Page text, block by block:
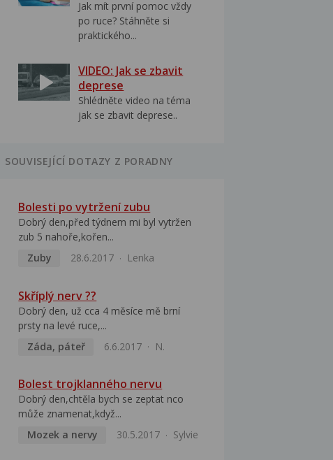
Jak mít první pomoc vždy
po ruce? Stáhněte si
praktického...
VIDEO: Jak se zbavit
deprese
Shlédněte video na téma
jak se zbavit deprese..
SOUVISEJÍCÍ DOTAZY Z PORADNY
Bolesti po vytržení zubu
Dobrý den,před týdnem mi byl vytržen
zub 5 nahoře,kořen...
Zuby
28.6.2017 Lenka
Skříplý nerv ??
Dobrý den, už cca 4 měsíce mě brní
prsty na levé ruce,...
Záda, páteř
6.6.2017 N.
Bolest trojklanného nervu
Dobrý den,chtěla bych se zeptat nco
může znamenat,když...
Mozek a nervy
30.5.2017 Sylvie